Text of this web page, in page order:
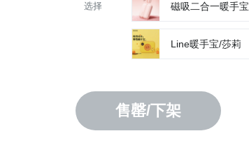
选择 磁吸二合一暖手宝
Line暖手宝/莎莉
售罄/下架